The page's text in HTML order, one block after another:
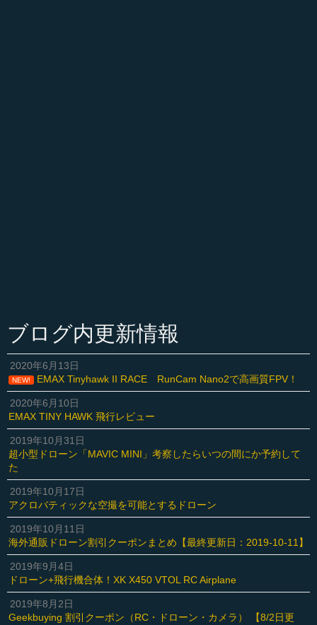
ブログ内更新情報
2020年6月13日
NEW! EMAX Tinyhawk II RACE RunCam Nano2で高画質FPV！
2020年6月10日
EMAX TINY HAWK 飛行レビュー
2019年10月31日
超小型ドローン「MAVIC MINI」考察したらいつの間にか予約して
た
2019年10月17日
アクロバティックな空撮を可能とするドローン
2019年10月11日
海外通販ドローン割引クーポンまとめ【最終更新日：2019-10-11】
2019年9月4日
ドローン+飛行機合体！XK X450 VTOL RC Airplane
2019年8月2日
Geekbuying 割引クーポン（RC・ドローン・カメラ） 【8/2日更